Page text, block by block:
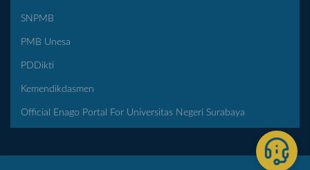
SNPMB
PMB Unesa
PDDikti
Kemendikdasmen
Official Enago Portal For Universitas Negeri Surabaya